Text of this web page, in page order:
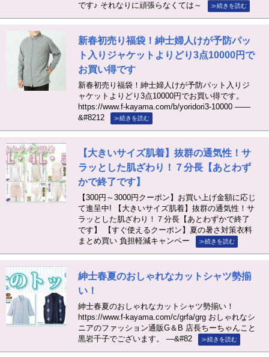
です♪ それなりに頑張らなくては～
≫続きを読む
新春初売り福袋！紳士婦人けが予防パッ
ト入りジャケットよりどり3点10000円で
お買い得です
新春初売り福袋！紳士婦人けが予防パット入りジ
ャケットよりどり3点10000円でお買い得です。
https://www.f-kayama.com/b/yoridori3-10000 ——
&#8212
≫続きを読む
【大きいサイズ肌着】抜群の通気性！サ
ラッとした肌ざわり！７分長【あとわず
かで終了です】
【300円～3000円クーポン】お買い上げ金額に応じ
て進呈中! 【大きいサイズ肌着】抜群の通気性！サ
ラッとした肌ざわり！７分長【あとわずかで終了
です】 【すぐ使えるクーポン】夏の暑さ対策衣料
まとめ買い 負担軽減キャンペー
≫続きを読む
紳士春夏のおしゃれなカットシャツ勢揃
い！
紳士春夏のおしゃれなカットシャツ勢揃い！
https://www.f-kayama.com/c/grfa/grg おしゃれなシ
ニアのファッション通販G＆B 店長ちーちゃんこと
黒岩千子でございます。 —&#82
≫続きを読む